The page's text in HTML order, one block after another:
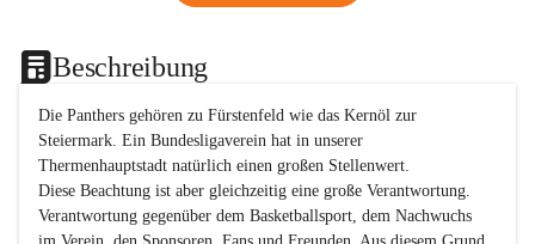
Beschreibung
Die Panthers gehören zu Fürstenfeld wie das Kernöl zur
Steiermark. Ein Bundesligaverein hat in unserer
Thermenhauptstadt natürlich einen großen Stellenwert.
Diese Beachtung ist aber gleichzeitig eine große Verantwortung.
Verantwortung gegenüber dem Basketballsport, dem Nachwuchs